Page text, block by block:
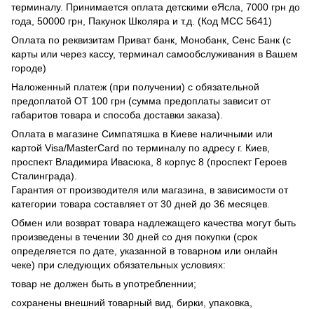
терминалу. Принимается оплата детскими еЯсла, 7000 грн до
года, 50000 грн, Пакунок Школяра и т.д. (Код МСС 5641)
Оплата по реквизитам Приват банк, Монобанк, Сенс Банк (с
карты или через кассу, терминал самообслуживания в Вашем
городе)
Наложенный платеж (при получении) с обязательной
предоплатой ОТ 100 грн (сумма предоплаты зависит от
габаритов товара и способа доставки заказа).
Оплата в магазине Симпатяшка в Киеве наличными или
картой Visa/MasterCard по терминалу по адресу г. Киев,
проспект Владимира Ивасюка, 8 корпус 8 (проспект Героев
Сталинграда).
Гарантия от производителя или магазина, в зависимости от
категории товара составляет от 30 дней до 36 месяцев.
Обмен или возврат товара надлежащего качества могут быть
произведены в течении 30 дней со дня покупки (срок
определяется по дате, указанной в товарном или онлайн
чеке) при следующих обязательных условиях:
товар не должен быть в употребленнии;
сохранены внешний товарный вид, бирки, упаковка,